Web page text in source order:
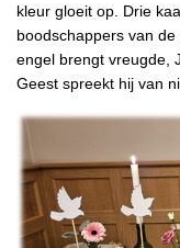
kleur gloeit op. Drie
boodschappers van
engel brengt vreugde,
Geest spreekt hij van